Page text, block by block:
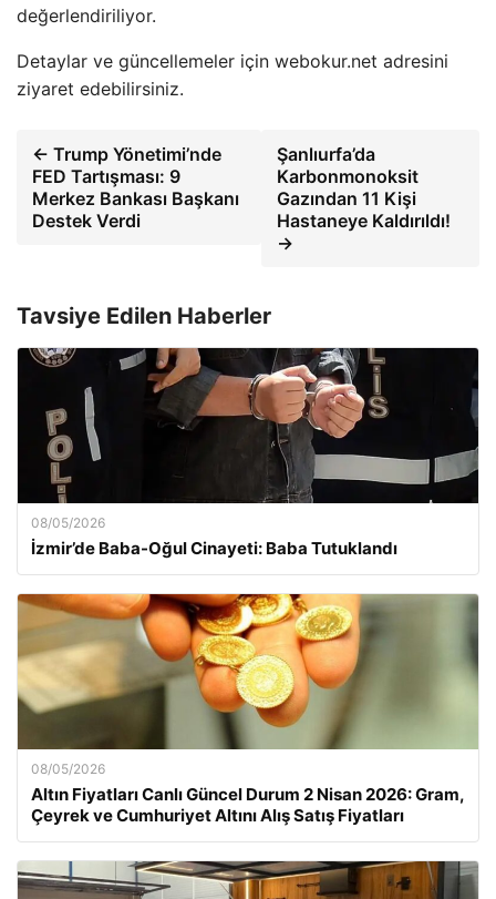
değerlendiriliyor.
Detaylar ve güncellemeler için webokur.net adresini
ziyaret edebilirsiniz.
← Trump Yönetimi’nde
FED Tartışması: 9
Merkez Bankası Başkanı
Destek Verdi
Şanlıurfa’da
Karbonmonoksit
Gazından 11 Kişi
Hastaneye Kaldırıldı!
→
Tavsiye Edilen Haberler
08/05/2026
İzmir’de Baba-Oğul Cinayeti: Baba Tutuklandı
08/05/2026
Altın Fiyatları Canlı Güncel Durum 2 Nisan 2026: Gram,
Çeyrek ve Cumhuriyet Altını Alış Satış Fiyatları